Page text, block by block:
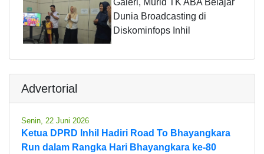
Dunia Broadcasting di
Diskominfops Inhil
Advertorial
Senin, 22 Juni 2026
Ketua DPRD Inhil Hadiri Road To Bhayangkara
Run dalam Rangka Hari Bhayangkara ke-80